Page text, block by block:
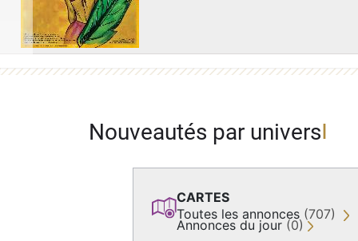
Nouveautés par univers
CARTES
Toutes les annonces (707)
Annonces du jour (0)